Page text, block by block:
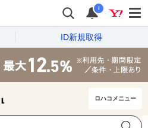
i
ID新規取得
ロハコメニュー